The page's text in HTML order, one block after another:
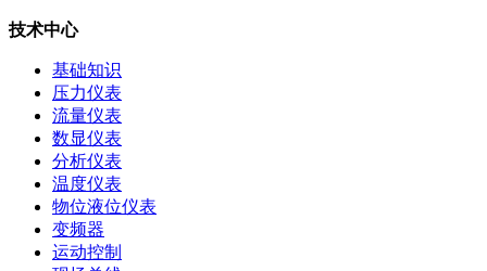
技术中心
基础知识
压力仪表
流量仪表
数显仪表
分析仪表
温度仪表
物位液位仪表
变频器
运动控制